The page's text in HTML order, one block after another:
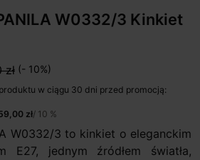
W0332/3 Kinkiet
zł (- 10%)
w ciągu 30 dni przed promocją:
zł/ 10 %
W0332/3 to kinkiet o eleganckim
E27, jednym źródłem światła,